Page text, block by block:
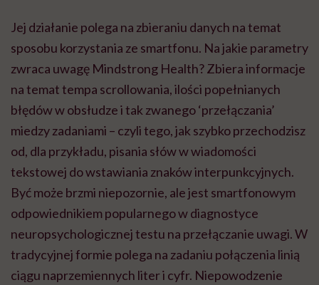
Jej działanie polega na zbieraniu danych na temat
sposobu korzystania ze smartfonu. Na jakie parametry
zwraca uwagę Mindstrong Health? Zbiera informacje
na temat tempa scrollowania, ilości popełnianych
błędów w obsłudze i tak zwanego ‘przełączania’
miedzy zadaniami – czyli tego, jak szybko przechodzisz
od, dla przykładu, pisania słów w wiadomości
tekstowej do wstawiania znaków interpunkcyjnych.
Być może brzmi niepozornie, ale jest smartfonowym
odpowiednikiem popularnego w diagnostyce
neuropsychologicznej testu na przełączanie uwagi. W
tradycyjnej formie polega na zadaniu połączenia linią
ciągu naprzemiennych liter i cyfr. Niepowodzenie